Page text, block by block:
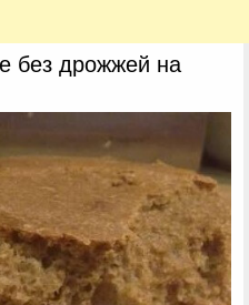
без дрожжей на